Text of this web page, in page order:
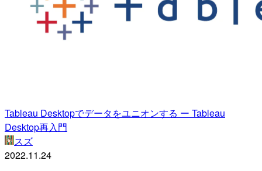
Tableau Desktopでデータをユニオンする ー Tableau
Desktop再入門
スズ
2022.11.24